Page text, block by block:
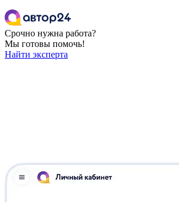
Срочно нужна работа?
Мы готовы помочь!
Найти эксперта